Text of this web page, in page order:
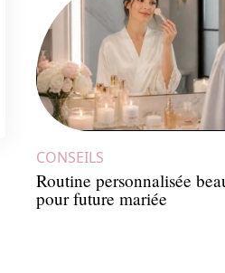
CONSEILS
Routine personnalisée
pour future mariée